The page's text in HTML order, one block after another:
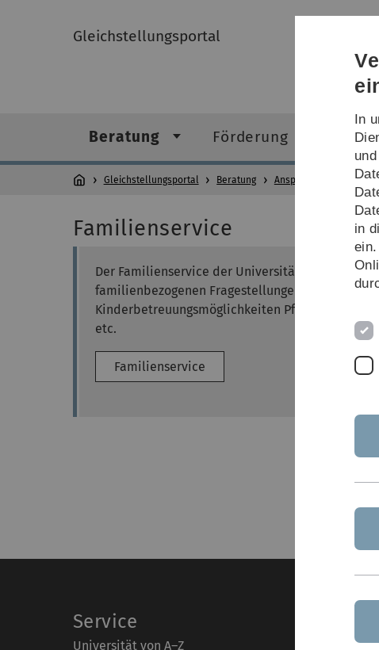
Gleichstellungsportal
Beratung Förderung
Gleichstellungsportal Beratung Ansprechpersonen
Familienservice
Der Familienservice der Universität Ulm dient
familienbezogenen Fragestellungen bezüglich
Kinderbetreuungsmöglichkeiten Pflege von
etc.
Familienservice
Service
Universität von A–Z
In
in